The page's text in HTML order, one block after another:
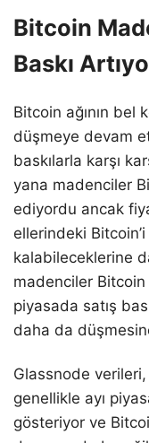
Bitcoin
Baskı
Bitcoin ağının bel
düşmeye devam
baskılarla karşı
yana madenciler
ediyordu ancak
ellerindeki
kalabileceklerine
madenciler
piyasada satış
daha da
Glassnode verileri,
genellikle ayı
gösteriyor ve